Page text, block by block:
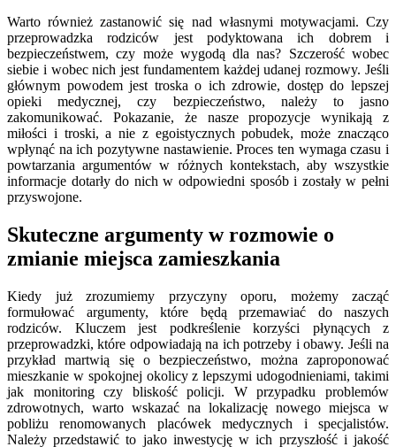
Warto również zastanowić się nad własnymi motywacjami. Czy
przeprowadzka rodziców jest podyktowana ich dobrem i
bezpieczeństwem, czy może wygodą dla nas? Szczerość wobec
siebie i wobec nich jest fundamentem każdej udanej rozmowy. Jeśli
głównym powodem jest troska o ich zdrowie, dostęp do lepszej
opieki medycznej, czy bezpieczeństwo, należy to jasno
zakomunikować. Pokazanie, że nasze propozycje wynikają z
miłości i troski, a nie z egoistycznych pobudek, może znacząco
wpłynąć na ich pozytywne nastawienie. Proces ten wymaga czasu i
powtarzania argumentów w różnych kontekstach, aby wszystkie
informacje dotarły do nich w odpowiedni sposób i zostały w pełni
przyswojone.
Skuteczne argumenty w rozmowie o
zmianie miejsca zamieszkania
Kiedy już zrozumiemy przyczyny oporu, możemy zacząć
formułować argumenty, które będą przemawiać do naszych
rodziców. Kluczem jest podkreślenie korzyści płynących z
przeprowadzki, które odpowiadają na ich potrzeby i obawy. Jeśli na
przykład martwią się o bezpieczeństwo, można zaproponować
mieszkanie w spokojnej okolicy z lepszymi udogodnieniami, takimi
jak monitoring czy bliskość policji. W przypadku problemów
zdrowotnych, warto wskazać na lokalizację nowego miejsca w
pobliżu renomowanych placówek medycznych i specjalistów.
Należy przedstawić to jako inwestycję w ich przyszłość i jakość